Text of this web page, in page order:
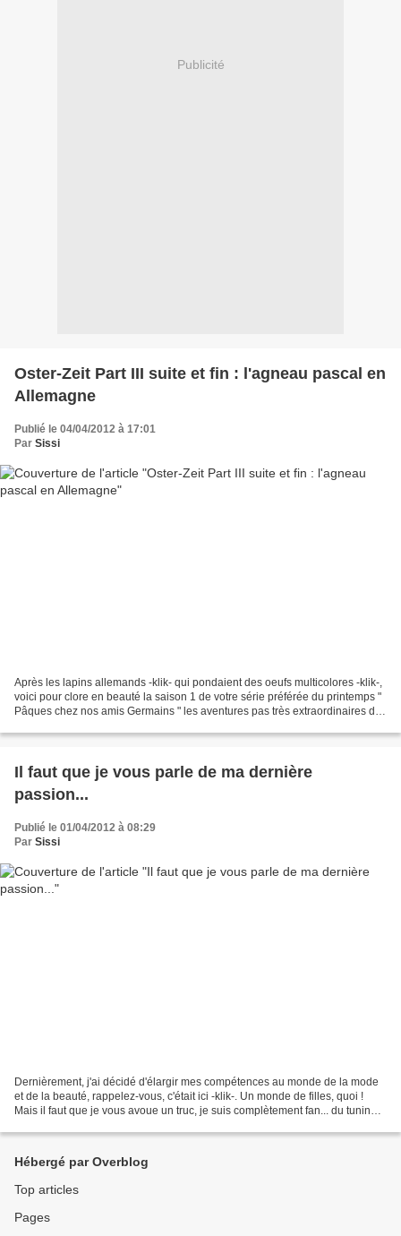
Publicité
Oster-Zeit Part III suite et fin : l'agneau pascal en
Allemagne
Publié le 04/04/2012 à 17:01
Par Sissi
Après les lapins allemands -klik- qui pondaient des oeufs multicolores -klik-,
voici pour clore en beauté la saison 1 de votre série préférée du printemps "
Pâques chez nos amis Germains " les aventures pas très extraordinaires de
Il faut que je vous parle de ma dernière
passion...
Publié le 01/04/2012 à 08:29
Par Sissi
Dernièrement, j'ai décidé d'élargir mes compétences au monde de la mode
et de la beauté, rappelez-vous, c'était ici -klik-. Un monde de filles, quoi !
Mais il faut que je vous avoue un truc, je suis complètement fan... du tuning
Hébergé par Overblog
Top articles
Pages